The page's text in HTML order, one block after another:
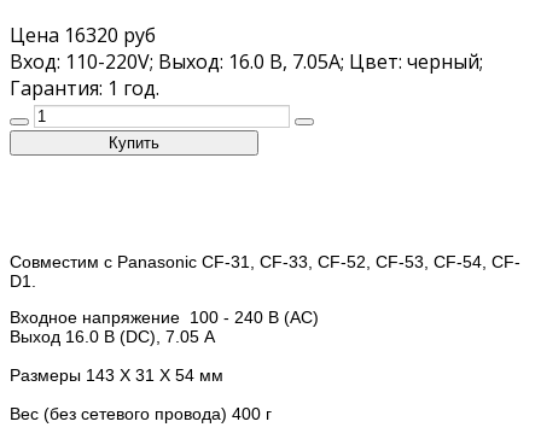
Цена 16320 руб
Вход: 110-220V; Выход: 16.0 В, 7.05A; Цвет: черный;
Гарантия: 1 год.
Совместим с Panasonic CF-31, CF-33, CF-52, CF-53, CF-54, CF-
D1.
Входное напряжение 100 - 240 В (AC)
Выход 16.0 В (DC), 7.05 A
Размеры 143 X 31 X 54 мм
Вес (без сетевого провода) 400 г